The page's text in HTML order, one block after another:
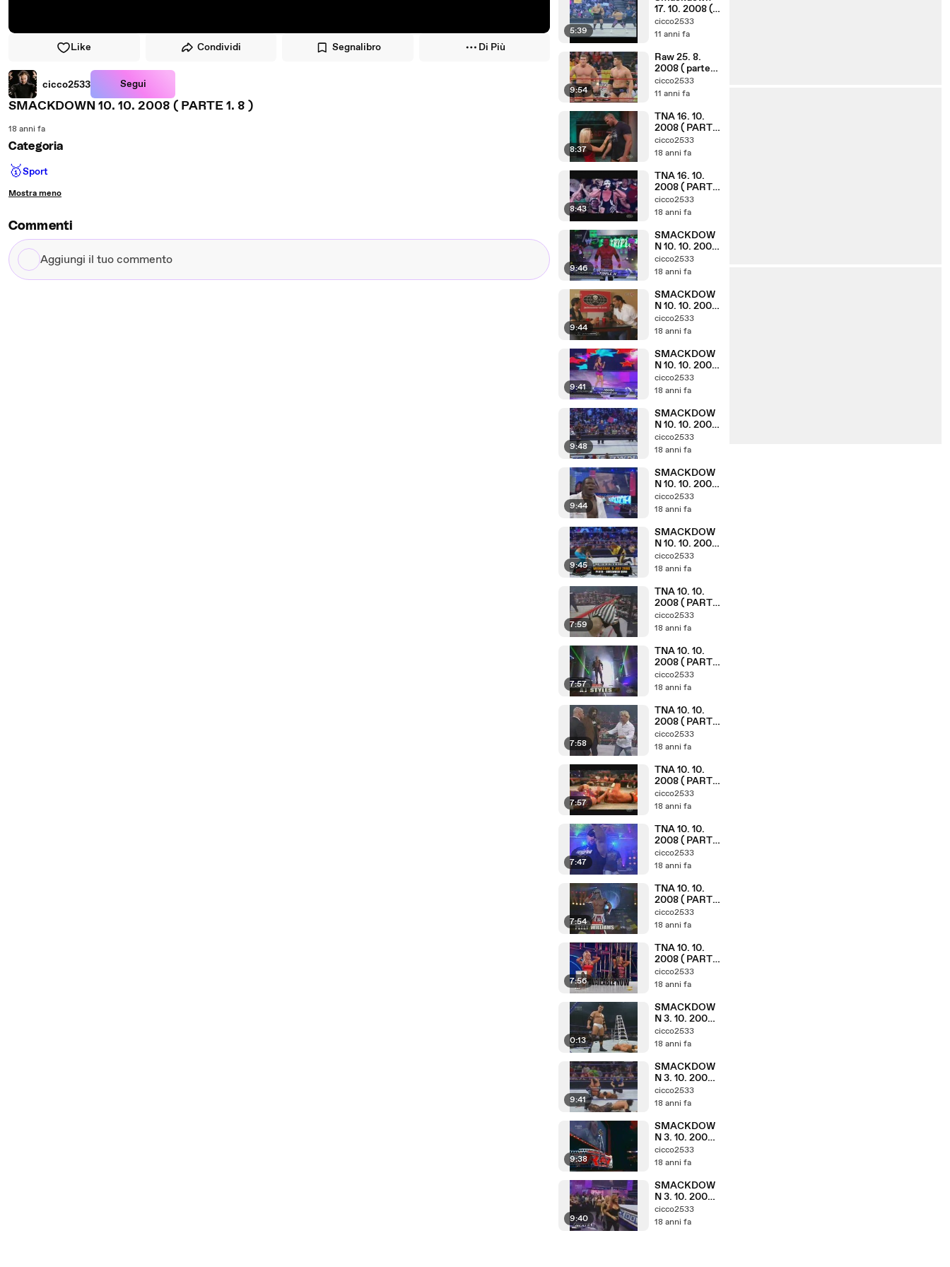
Like Condividi Segnalibro Di Più
cicco2533 Segui
SMACKDOWN 10. 10. 2008 ( PARTE 1. 8 )
18 anni fa
Categoria
🥇Sport
Mostra meno
Commenti
Aggiungi
il
5:39
17. 10. 2008 (
parte 1. 8 )
cicco2533
11 anni fa
9:54
Raw 25. 8.
2008 ( parte
6. 10 )
cicco2533
11 anni fa
8:37
TNA 16. 10.
2008 ( PARTE
7. 10 )
cicco2533
18 anni fa
8:43
TNA 16. 10.
2008 ( PARTE
2. 10 )
cicco2533
18 anni fa
9:46
SMACKDOW
N 10. 10. 2008
cicco2533
18 anni fa
9:44
SMACKDOW
N 10. 10. 2008
cicco2533
18 anni fa
9:41
SMACKDOW
N 10. 10. 2008
cicco2533
18 anni fa
9:48
SMACKDOW
N 10. 10. 2008
cicco2533
18 anni fa
9:44
SMACKDOW
N 10. 10. 2008
cicco2533
18 anni fa
9:45
SMACKDOW
N 10. 10. 2008
cicco2533
18 anni fa
7:59
TNA 10. 10.
2008 ( PARTE
10. 11 )
cicco2533
18 anni fa
7:57
TNA 10. 10.
2008 ( PARTE
9. 11 )
cicco2533
18 anni fa
7:58
TNA 10. 10.
2008 ( PARTE
7. 11 )
cicco2533
18 anni fa
7:57
TNA 10. 10.
2008 ( PARTE
6. 11 )
cicco2533
18 anni fa
7:47
TNA 10. 10.
2008 ( PARTE
5. 11 )
cicco2533
18 anni fa
7:54
TNA 10. 10.
2008 ( PARTE
3. 11 )
cicco2533
18 anni fa
7:56
TNA 10. 10.
2008 ( PARTE
2. 11 )
cicco2533
18 anni fa
0:13
SMACKDOW
N 3. 10. 2008 (
cicco2533
18 anni fa
9:41
SMACKDOW
N 3. 10. 2008 (
cicco2533
18 anni fa
9:38
SMACKDOW
N 3. 10. 2008 (
cicco2533
18 anni fa
9:40
SMACKDOW
N 3. 10. 2008 (
cicco2533
18 anni fa